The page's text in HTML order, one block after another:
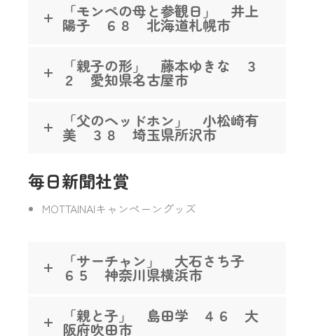
「モンペの母と参観日」 井上
陽子 ６８ 北海道札幌市
「親子の形」 藤本ゆきな ３
２ 愛知県名古屋市
「父のヘッドホン」 小松崎有
美 ３８ 埼玉県所沢市
毎日新聞社賞
MOTTAINAIキャンペーングッズ
「サーチャン」 大石さち子
６５ 神奈川県横浜市
「親と子」 島田学 ４６ 大
阪府吹田市